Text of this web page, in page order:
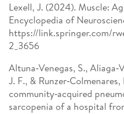
Lexell, J. (2024). Muscle:
Encyclopedia of
https://link.springer.com/
2_3656
Altuna‑Venegas, S.,
J. F., &
community‑acquired
sarcopenia of a hospital